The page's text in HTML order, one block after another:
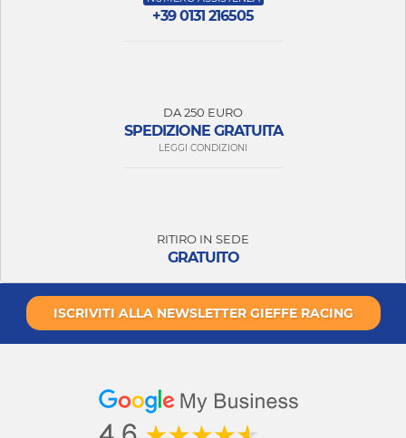
+39 0131 216505
DA 250 EURO
SPEDIZIONE GRATUITA
LEGGI CONDIZIONI
RITIRO IN SEDE
GRATUITO
ISCRIVITI ALLA NEWSLETTER GIEFFE RACING